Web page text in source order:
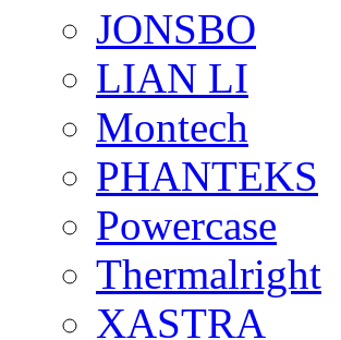
JONSBO
LIAN LI
Montech
PHANTEKS
Powercase
Thermalright
XASTRA